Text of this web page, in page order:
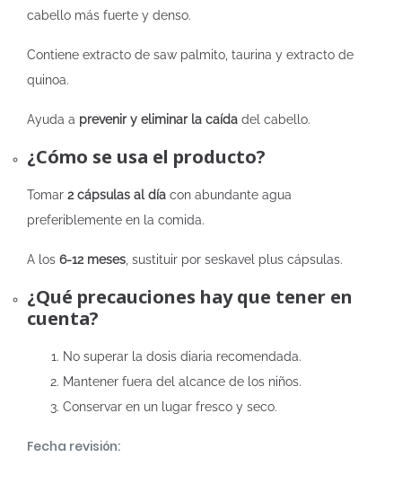
cabello más fuerte y denso.
Contiene extracto de saw palmito, taurina y extracto de
quinoa.
Ayuda a prevenir y eliminar la caída del cabello.
¿Cómo se usa el producto?
Tomar 2 cápsulas al día con abundante agua
preferiblemente en la comida.
A los 6-12 meses , sustituir por seskavel plus cápsulas.
¿Qué precauciones hay que tener en
cuenta?
No superar la dosis diaria recomendada.
Mantener fuera del alcance de los niños.
Conservar en un lugar fresco y seco.
Fecha revisión: